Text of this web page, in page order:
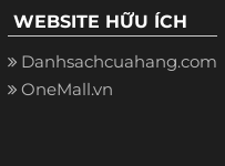
WEBSITE HỮU ÍCH
Danhsachcuahang.com
OneMall.vn